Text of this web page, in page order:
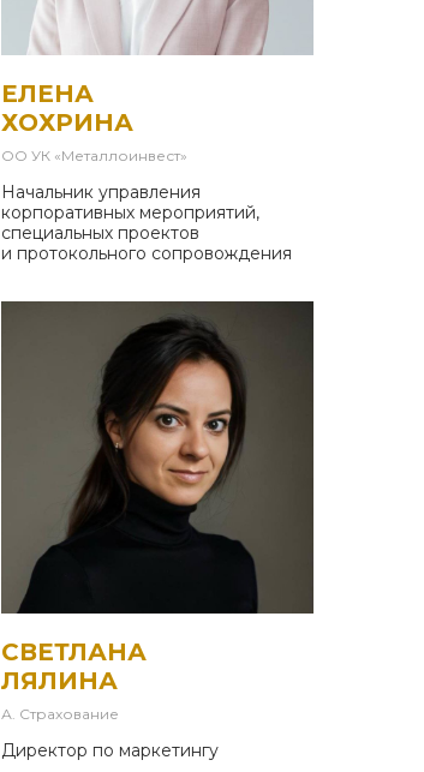
ЕЛЕНА
ХОХРИНА
ОО УК «Металлоинвест»
Начальник управления
корпоративных мероприятий,
специальных проектов
и протокольного сопровождения
СВЕТЛАНА
ЛЯЛИНА
А. Страхование
Директор по маркетингу